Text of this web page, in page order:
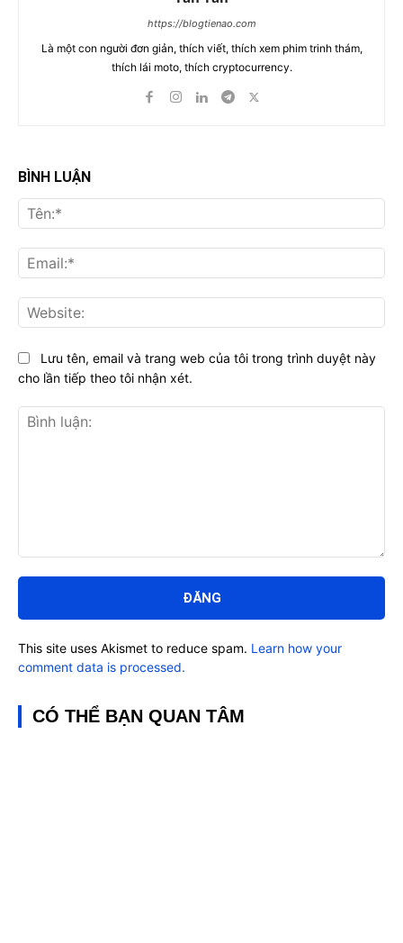
https://blogtienao.com
Là một con người đơn giản, thích viết, thích xem phim trinh thám,
thích lái moto, thích cryptocurrency.
BÌNH LUẬN
luận:
Lưu tên, email và trang web của tôi trong trình duyệt này
cho lần tiếp theo tôi nhận xét.
This site uses Akismet to reduce spam. Learn how your
comment data is processed.
CÓ THỂ BẠN QUAN TÂM